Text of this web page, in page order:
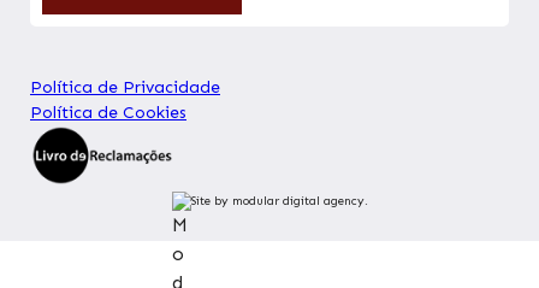
Política de Privacidade
Política de Cookies
Site by modular digital agency.